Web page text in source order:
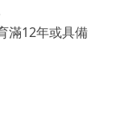
滿12年或具備